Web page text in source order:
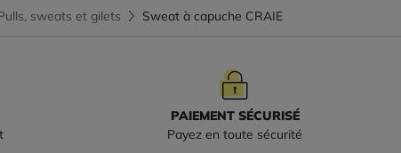
sweats et gilets Sweat à capuche CRAIE
PAIEMENT SÉCURISÉ
Payez en toute sécurité